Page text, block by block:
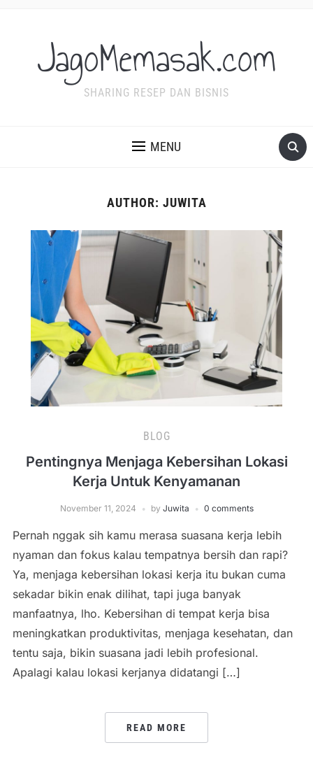
JagoMemasak.com
SHARING RESEP DAN BISNIS
MENU
AUTHOR: JUWITA
BLOG
Pentingnya Menjaga Kebersihan Lokasi
Kerja Untuk Kenyamanan
November 11, 2024 by Juwita 0 comments
Pernah nggak sih kamu merasa suasana kerja lebih
nyaman dan fokus kalau tempatnya bersih dan rapi?
Ya, menjaga kebersihan lokasi kerja itu bukan cuma
sekadar bikin enak dilihat, tapi juga banyak
manfaatnya, lho. Kebersihan di tempat kerja bisa
meningkatkan produktivitas, menjaga kesehatan, dan
tentu saja, bikin suasana jadi lebih profesional.
Apalagi kalau lokasi kerjanya didatangi […]
READ MORE